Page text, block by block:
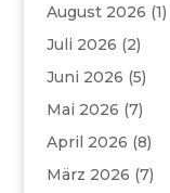
August 2026 (1)
Juli 2026 (2)
Juni 2026 (5)
Mai 2026 (7)
April 2026 (8)
März 2026 (7)